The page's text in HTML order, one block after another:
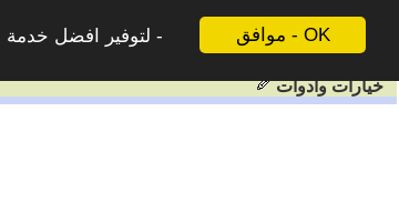
موافق - OK
لتوفير افضل خدمة
خيارات وادوات